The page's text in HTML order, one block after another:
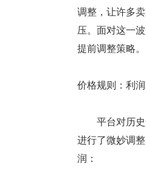
调整，让许多
压。面对这一
提前调整策略。
价格规则：利
平台对历史
进行了微妙调
润：